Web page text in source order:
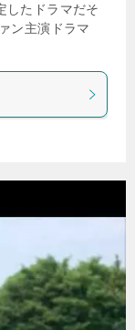
したドラマだそ
ン主演ドラマ